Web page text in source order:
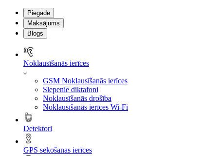
Piegāde
Maksājums
Blogs
Noklausīšanās ierīces
GSM Noklausīšanās ierīces
Slepenie diktafoni
Noklausīšanās drošība
Noklausīšanās ierīces Wi-Fi
Detektori
GPS sekošanas ierīces